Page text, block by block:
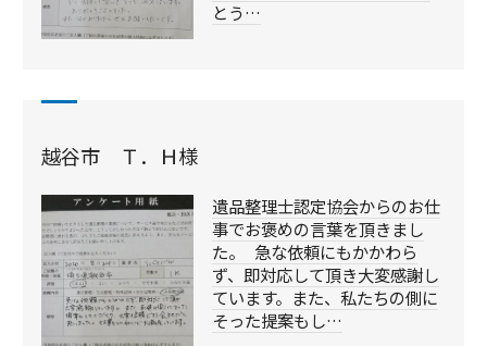
とう…
越谷市 Ｔ．Ｈ様
遺品整理士認定協会からのお仕
事でお褒めの言葉を頂きまし
た。 急な依頼にもかかわら
ず、即対応して頂き大変感謝し
ています。また、私たちの側に
そった提案もし…